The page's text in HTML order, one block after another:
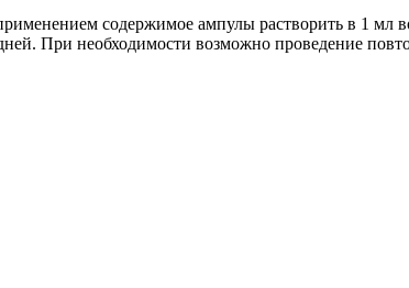
содержимое ампулы растворить в 1
При необходимости возможно проведение